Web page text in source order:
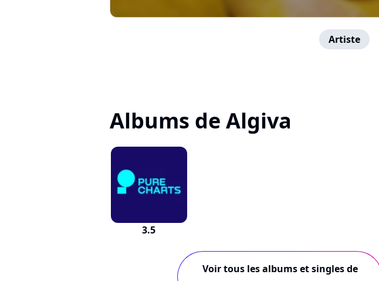
Artiste
Albums de Algiva
3.5
Voir tous les albums et singles de